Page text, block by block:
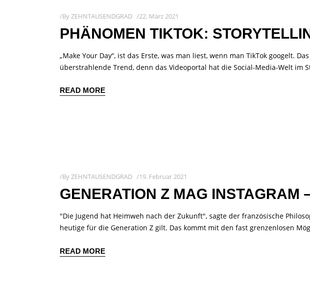
ByZEHNTAUSENDGRAD 22. März 2021
PHÄNOMEN TIKTOK:
„Make Your Day“, ist das Erste, was man liest, wenn man TikTok googelt.
überstrahlende Trend, denn das Videoportal hat die Social-Media-Welt im
READ MORE
ByZEHNTAUSENDGRAD 19. Februar 2021
GENERATION Z MAG INSTAGRAM
"Die Jugend hat Heimweh nach der Zukunft", sagte der französische
heutige für die Generation Z gilt. Das kommt mit den fast grenzenlosen
READ MORE